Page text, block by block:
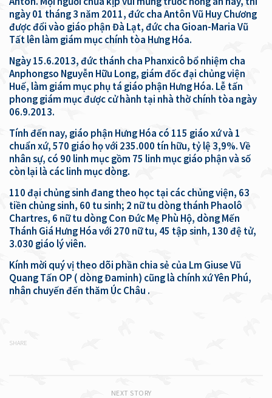
ngày 01 tháng 3 năm 2011, đức cha Antôn Vũ Huy Chương
được đổi vào giáo phận Đà Lạt, đức cha Gioan-Maria Vũ
Tất lên làm giám mục chính tòa Hưng Hóa.
Ngày 15.6.2013, đức thánh cha Phanxicô bổ nhiệm cha
Anphongso Nguyễn Hữu Long, giám đốc đại chủng viện
Huế, làm giám mục phụ tá giáo phận Hưng Hóa. Lễ tấn
phong giám mục được cử hành tại nhà thờ chính tòa ngày
06.9.2013.
Tính đến nay, giáo phận Hưng Hóa có 115 giáo xứ và 1
chuẩn xứ, 570 giáo họ với 235.000 tín hữu, tỷ lệ 3,9%. Về
nhân sự, có 90 linh mục gồm 75 linh mục giáo phận và số
còn lại là các linh mục dòng.
110 đại chủng sinh đang theo học tại các chủng viện, 63
tiền chủng sinh, 60 tu sinh; 2 nữ tu dòng thánh Phaolô
Chartres, 6 nữ tu dòng Con Đức Mẹ Phù Hộ, dòng Mến
Thánh Giá Hưng Hóa với 270 nữ tu, 45 tập sinh, 130 đệ tử,
3.030 giáo lý viên.
Kính mời quý vị theo dõi phần chia sẻ của Lm Giuse Vũ
Quang Tấn OP ( dòng Đaminh) cũng là chính xứ Yên Phú,
nhân chuyến đến thăm Úc Châu .
SHARE
NEXT STORY